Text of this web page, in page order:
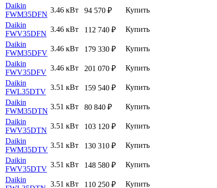
Daikin
FWM35DFN
3.46 кВт 94 570 ₽
Купить
Daikin
FWV35DFN
3.46 кВт 112 740 ₽
Купить
Daikin
FWM35DFV
3.46 кВт 179 330 ₽
Купить
Daikin
FWV35DFV
3.46 кВт 201 070 ₽
Купить
Daikin
FWL35DTV
3.51 кВт 159 540 ₽
Купить
Daikin
FWM35DTN
3.51 кВт 80 840 ₽
Купить
Daikin
FWV35DTN
3.51 кВт 103 120 ₽
Купить
Daikin
FWM35DTV
3.51 кВт 130 310 ₽
Купить
Daikin
FWV35DTV
3.51 кВт 148 580 ₽
Купить
Daikin
3.51 кВт 110 250 ₽
Купить